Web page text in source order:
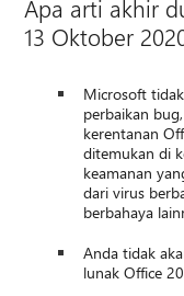
Apa arti akhir
13 Oktober
Microsoft
perbaikan
kerentanan
ditemukan di
keamanan
dari virus
berbahaya
Anda tidak
lunak Office